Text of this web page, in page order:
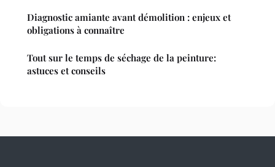
Diagnostic amiante avant démolition : enjeux et
obligations à connaître
Tout sur le temps de séchage de la peinture:
astuces et conseils